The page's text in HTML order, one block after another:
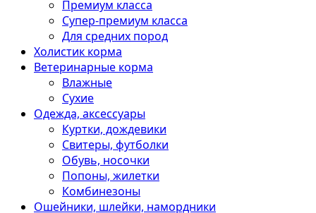
Премиум класса
Супер-премиум класса
Для средних пород
Холистик корма
Ветеринарные корма
Влажные
Сухие
Одежда, аксессуары
Куртки, дождевики
Свитеры, футболки
Обувь, носочки
Попоны, жилетки
Комбинезоны
Ошейники, шлейки, намордники